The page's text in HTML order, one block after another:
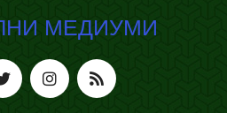
МЕДИУМИ